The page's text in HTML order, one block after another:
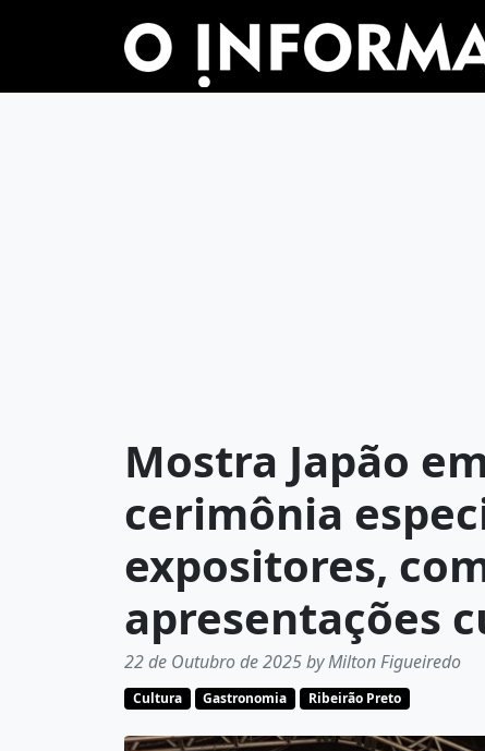
Mostra Japão
cerimônia
expositores,
apresentações
22 de Outubro de 2025 by Milton Figueiredo
Cultura Gastronomia Ribeirão Preto